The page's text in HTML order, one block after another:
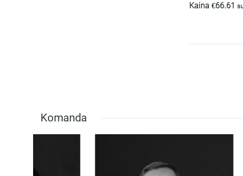
Kaina €66.61
Komanda